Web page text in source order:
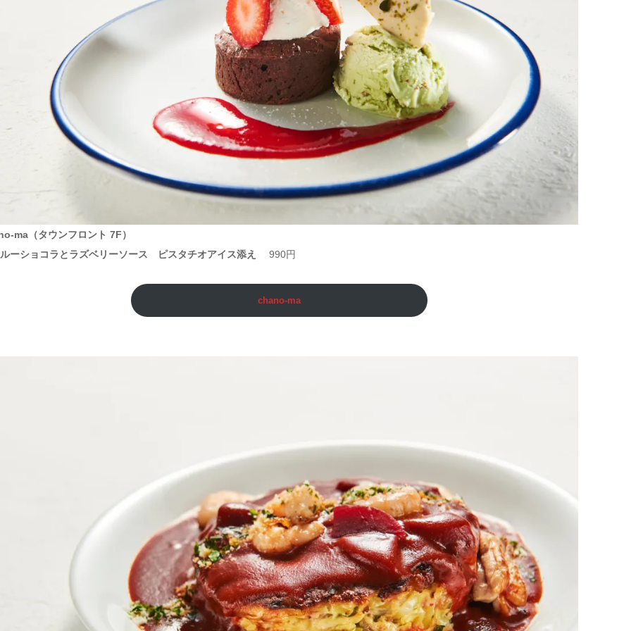
ma（タウンフロント 7F）
ーショコラとラズベリーソース ピスタチオアイス添え
990円
chano-ma